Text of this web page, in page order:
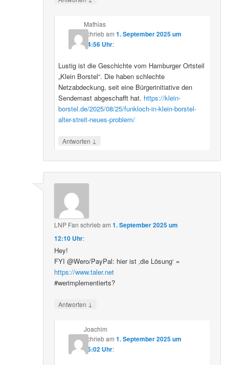
Mathias
schriebam 1. September 2025 um
14:56 Uhr:
Lustig ist die Geschichte vom Hamburger Ortsteil
„Klein Borstel“. Die haben schlechte
Netzabdeckung, seit eine Bürgerinitiative den
Sendemast abgeschafft hat. https://klein-
borstel.de/2025/08/25/funkloch-in-klein-borstel-
alter-streit-neues-problem/
Antworten ↓
LNP Fan schriebam1. September 2025 um
12:10 Uhr:
Hey!
FYI @Wero/PayPal: hier ist ‚die Lösung‘ =
https://www.taler.net
#werimplementierts?
Antworten ↓
Joachim
schriebam 1. September 2025 um
15:02 Uhr: